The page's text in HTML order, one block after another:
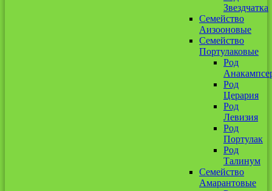
Звездчатка
Семейство
Аизооновые
Семейство
Портулаковые
Род
Род
Церария
Род
Левизия
Род
Портулак
Род
Талинум
Семейство
Амарантовые